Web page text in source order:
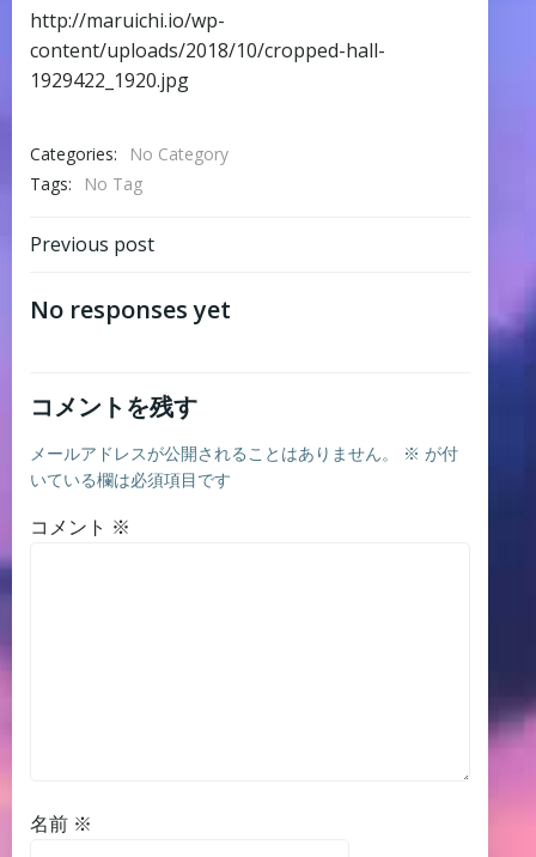
http://maruichi.io/wp-
content/uploads/2018/10/cropped-hall-
1929422_1920.jpg
Categories:
No Category
Tags:
No Tag
Post
navigation
Previous post
No responses yet
コメントを残す
メールアドレスが公開されることはありません。 ※ が付
いている欄は必須項目です
コメント ※
名前 ※